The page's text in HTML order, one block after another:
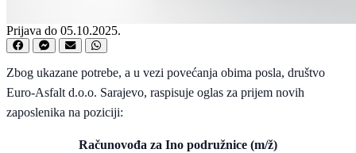
Prijava do 05.10.2025.
Zbog ukazane potrebe, a u vezi povećanja obima posla, društvo
Euro-Asfalt d.o.o. Sarajevo, raspisuje oglas za prijem novih
zaposlenika na poziciji:
Računovođa za Ino podružnice (m/ž)